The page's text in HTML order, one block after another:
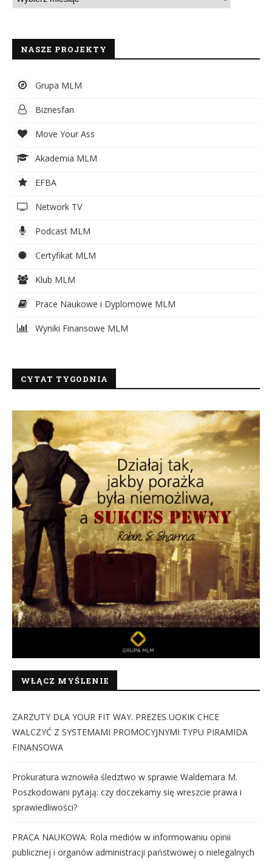
NASZE PROJEKTY
Grupa MLM
Biznesfan
Move Your Ass
Akademia MLM
EFBA
Network TV
Podcast MLM
Certyfikat MLM
Klub MLM
Prace Naukowe i Dyplomowe MLM
Wyniki Finansowe MLM
CYTAT TYGODNIA
WŁĄCZ MYŚLENIE
ZARZUTY DLA YOUR FIT WAY. PREZES UOKIK CHCE
WALCZYĆ Z SYSTEMAMI PROMOCYJNYMI TYPU PIRAMIDA
FINANSOWA
Prokuratura wznowiła śledztwo w sprawie Waldemara M.
Poszkodowani pytają: czy doczekamy się wreszcie prawa i
sprawiedliwości?
PRACA NAUKOWA: Rola mediów w informowaniu opinii
publicznej i organów administracji państwowej o nielegalnych